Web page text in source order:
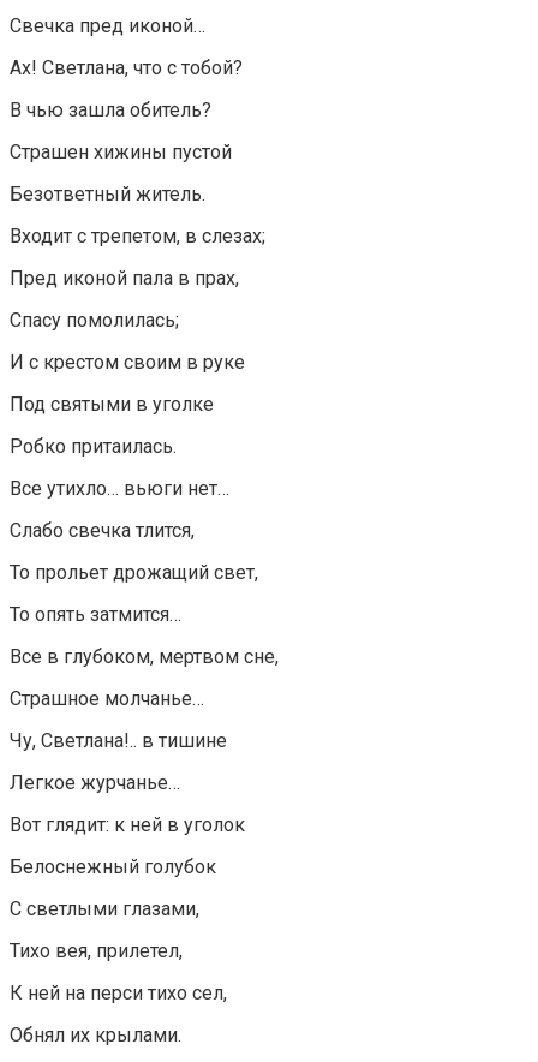
Свечка пред иконой…
Ах! Светлана, что с тобой?
В чью зашла обитель?
Страшен хижины пустой
Безответный житель.
Входит с трепетом, в слезах;
Пред иконой пала в прах,
Спасу помолилась;
И с крестом своим в руке
Под святыми в уголке
Робко притаилась.
Все утихло… вьюги нет…
Слабо свечка тлится,
То прольет дрожащий свет,
То опять затмится…
Все в глубоком, мертвом сне,
Страшное молчанье…
Чу, Светлана!.. в тишине
Легкое журчанье…
Вот глядит: к ней в уголок
Белоснежный голубок
С светлыми глазами,
Тихо вея, прилетел,
К ней на перси тихо сел,
Обнял их крылами.